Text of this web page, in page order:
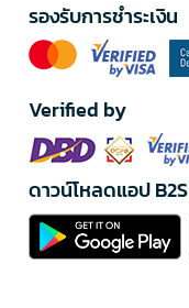
รองรับการชำระเงิน
Verified by
ดาวน์โหลดแอป B2S